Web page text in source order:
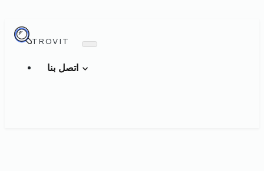
TROVIT